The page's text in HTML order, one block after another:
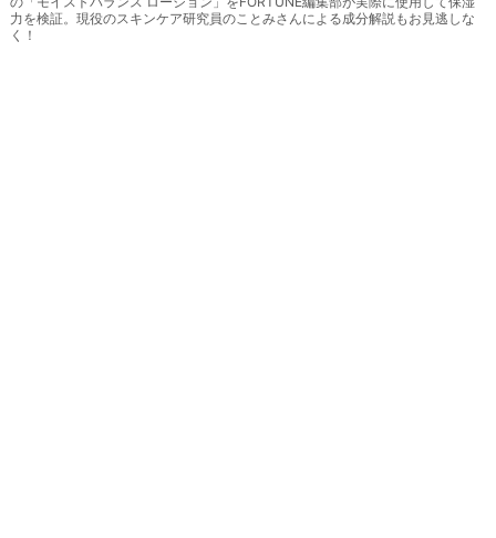
力を検証。現役のスキンケア研究員のことみさんによる成分解説もお見逃しな
く！